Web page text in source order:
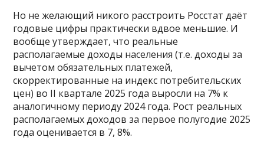
Но не желающий никого расстроить Росстат даёт
годовые цифры практически вдвое меньшие. И
вообще утверждает, что реальные
располагаемые доходы населения (т.е. доходы за
вычетом обязательных платежей,
скорректированные на индекс потребительских
цен) во II квартале 2025 года выросли на 7% к
аналогичному периоду 2024 года. Рост реальных
располагаемых доходов за первое полугодие 2025
года оценивается в 7, 8%.